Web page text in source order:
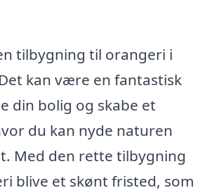
tilbygning til orangeri i
kan være en fantastisk
din bolig og skabe et
du kan nyde naturen
Med den rette tilbygning
blive et skønt fristed, som